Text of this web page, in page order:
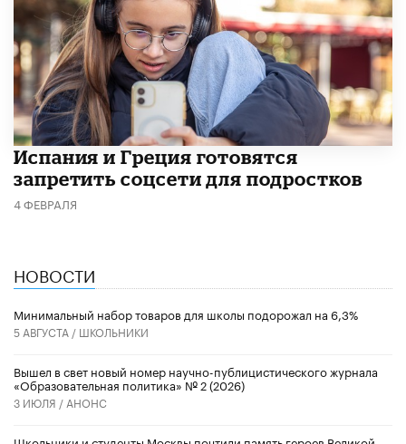
Испания и Греция готовятся
запретить соцсети для подростков
4 ФЕВРАЛЯ
НОВОСТИ
Минимальный набор товаров для школы подорожал на 6,3%
5 АВГУСТА / ШКОЛЬНИКИ
Вышел в свет новый номер научно-публицистического журнала
«Образовательная политика» № 2 (2026)
3 ИЮЛЯ / АНОНС